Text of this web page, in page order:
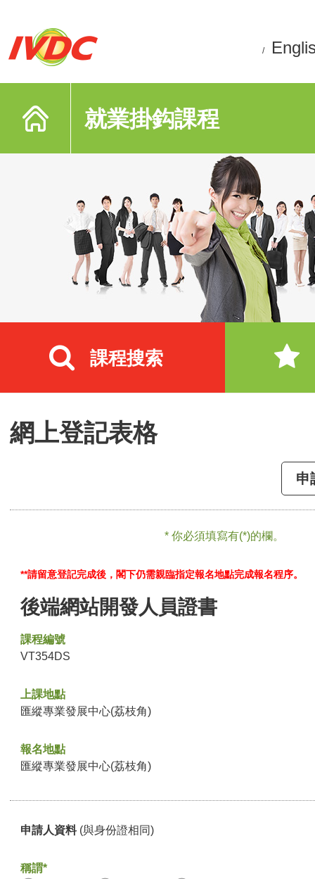
/
就業掛鈎課程
課程搜索
網上登記表格
申
* 你必須填寫有(*)的欄。
**請留意登記完成後，閣下仍需親臨指定報名地點完成報名程序。
後端網站開發人員證書
課程編號
VT354DS
上課地點
匯縱專業發展中心(荔枝角)
報名地點
匯縱專業發展中心(荔枝角)
申請人資料 (與身份證相同)
稱謂*